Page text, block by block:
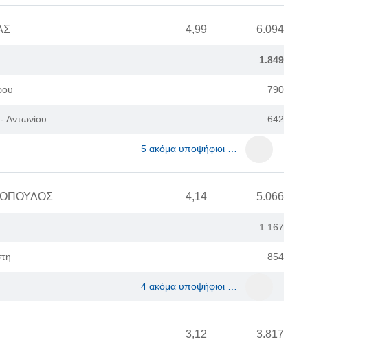
4,99 6.094
1.849
790
642
5 ακόμα υποψήφιοι …
4,14 5.066
1.167
854
4 ακόμα υποψήφιοι …
3,12 3.817